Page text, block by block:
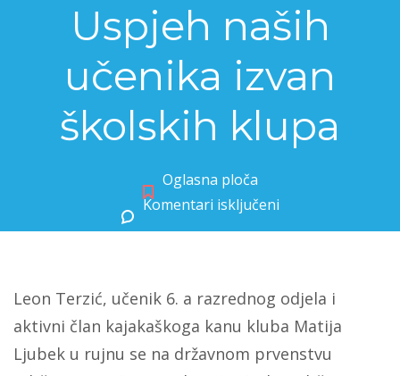
Uspjeh naših
učenika izvan
školskih klupa
Oglasna ploča
Komentari isključeni
Leon Terzić, učenik 6. a razrednog odjela i
aktivni član kajakaškoga kanu kluba Matija
Ljubek u rujnu se na državnom prvenstvu